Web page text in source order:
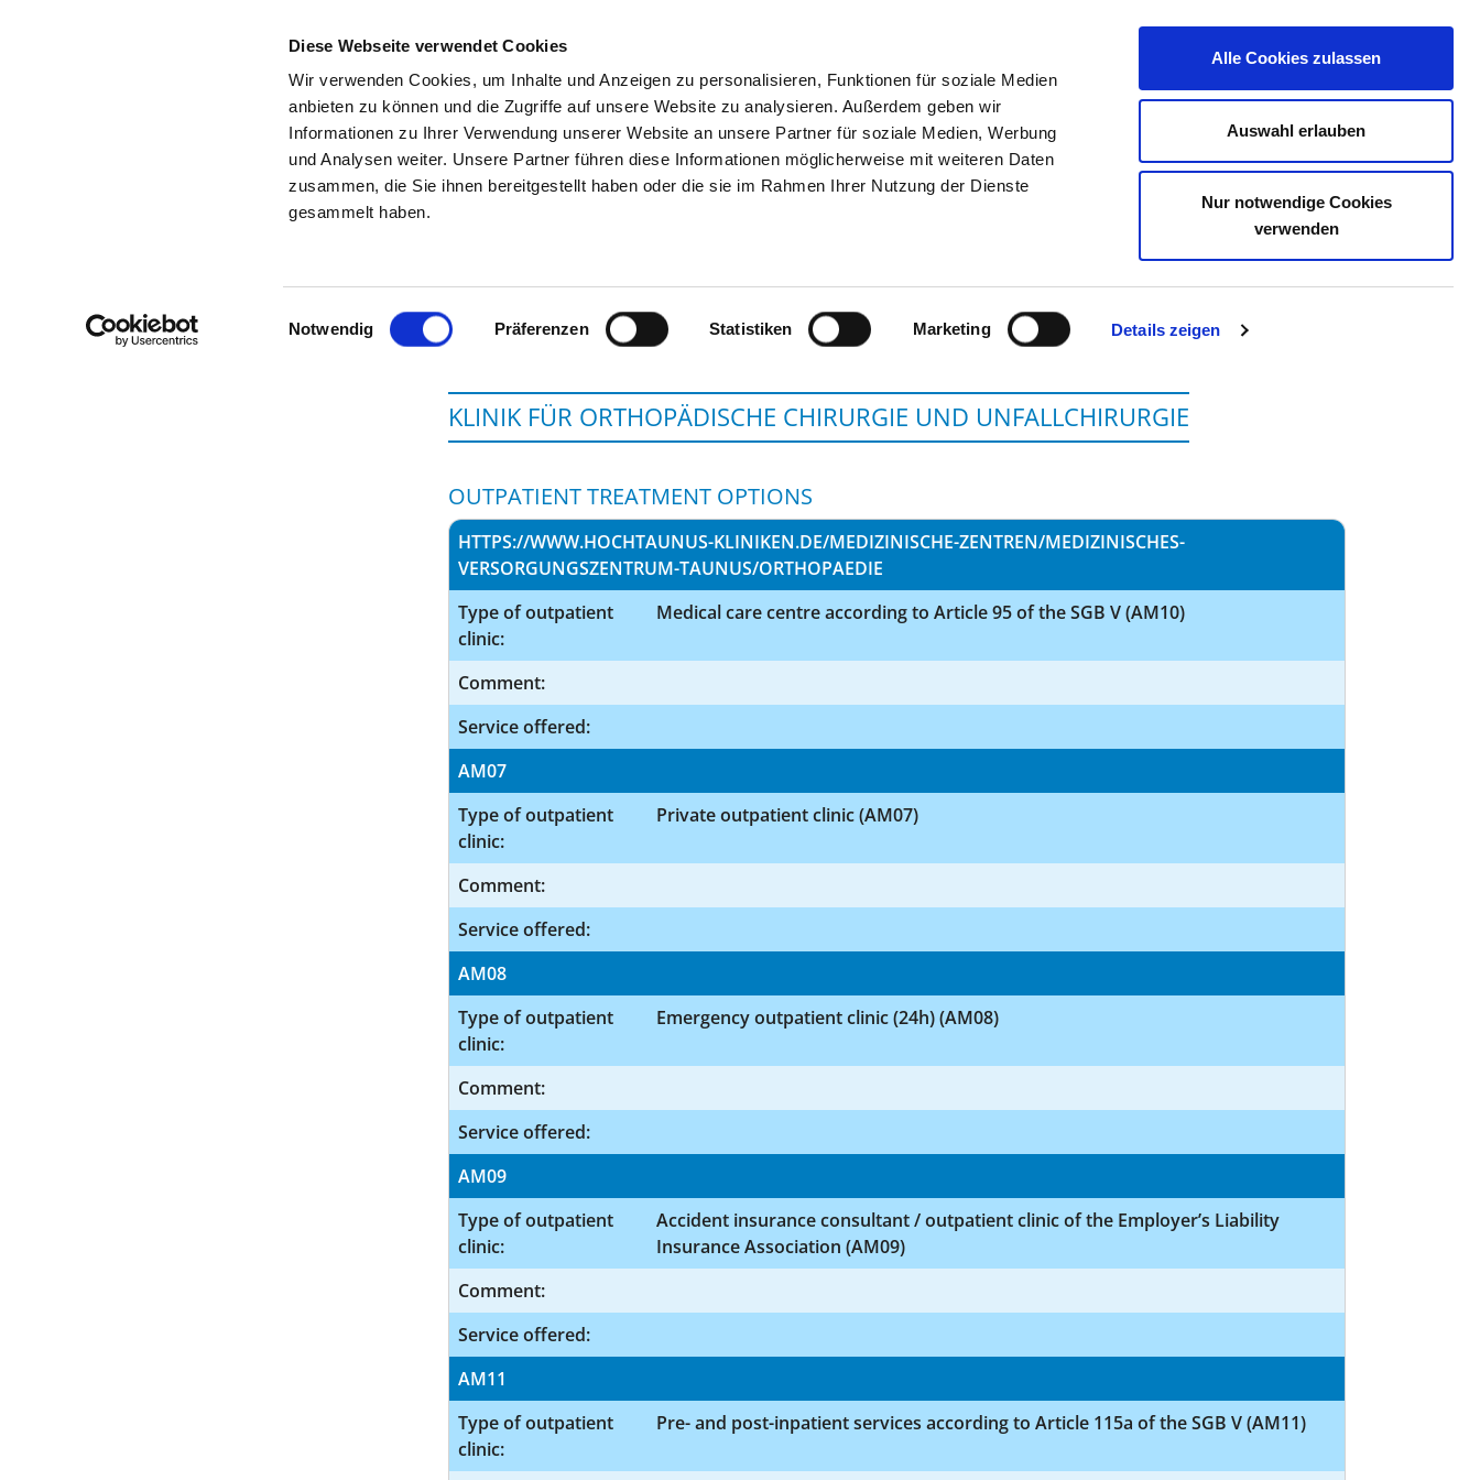
Diese Webseite verwendet Cookies
Wir verwenden Cookies, um Inhalte und Anzeigen zu personalisieren, Funktionen für soziale Medien
anbieten zu können und die Zugriffe auf unsere Website zu analysieren. Außerdem geben wir
Informationen zu Ihrer Verwendung unserer Website an unsere Partner für soziale Medien, Werbung
und Analysen weiter. Unsere Partner führen diese Informationen möglicherweise mit weiteren Daten
zusammen, die Sie ihnen bereitgestellt haben oder die sie im Rahmen Ihrer Nutzung der Dienste
gesammelt haben.
Einwilligungsauswahl
Notwendig Präferenzen Statistiken Marketing Details zeigen
Alle Cookies zulassen
Auswahl erlauben
Nur notwendige Cookies
verwenden
SEARCH TIPS & HELP THE GHD CONTACT YOUR OPINION
Startseite der Fachabteilung
KLINIK FÜR ORTHOPÄDISCHE CHIRURGIE UND UNFALLCHIRURGIE
OUTPATIENT TREATMENT OPTIONS
HTTPS://WWW.HOCHTAUNUS-KLINIKEN.DE/MEDIZINISCHE-ZENTREN/MEDIZINISCHES-
VERSORGUNGSZENTRUM-TAUNUS/ORTHOPAEDIE
Type of outpatient
clinic:
Medical care centre according to Article 95 of the SGB V (AM10)
Comment:
Service offered:
AM07
Type of outpatient
clinic:
Private outpatient clinic (AM07)
Comment:
Service offered:
AM08
Type of outpatient
clinic:
Emergency outpatient clinic (24h) (AM08)
Comment:
Service offered:
AM09
Type of outpatient
clinic:
Accident insurance consultant / outpatient clinic of the Employer’s Liability
Insurance Association (AM09)
Comment:
Service offered:
AM11
Type of outpatient
clinic:
Pre- and post-inpatient services according to Article 115a of the SGB V (AM11)